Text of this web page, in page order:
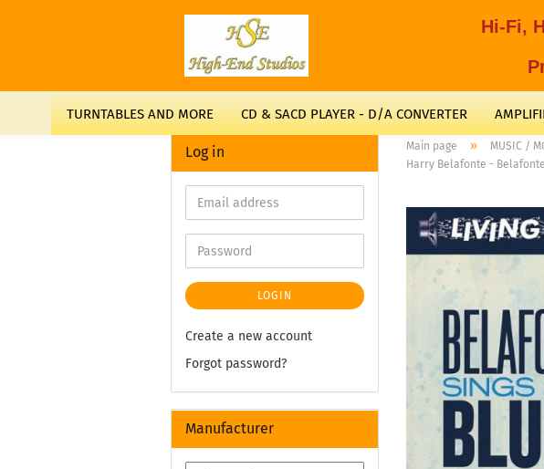
Hi-Fi,
TURNTABLES AND MORE CD & SACD PLAYER - D/A CONVERTER
Main page » MUSIC /
Harry Belafonte -
Log in
LOGIN
Create a new account
Forgot password?
Manufacturer